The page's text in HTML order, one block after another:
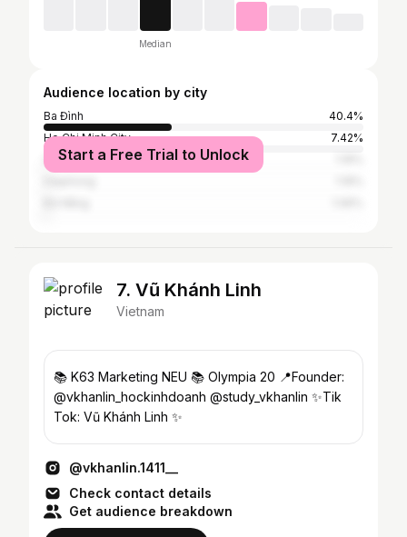
Median
Audience location by city
Ba Đình
40.4%
Ho Chi Minh City
7.42%
Seoul
Start a Free Trial to Unlock
7. Vũ Khánh Linh
Vietnam
📚 K63 Marketing NEU 📚 Olympia 20 📍Founder:
@vkhanlin_hockinhdoanh @study_vkhanlin ✨Tik
Tok: Vũ Khánh Linh ✨
@vkhanlin.1411__
Check contact details
Get audience breakdown